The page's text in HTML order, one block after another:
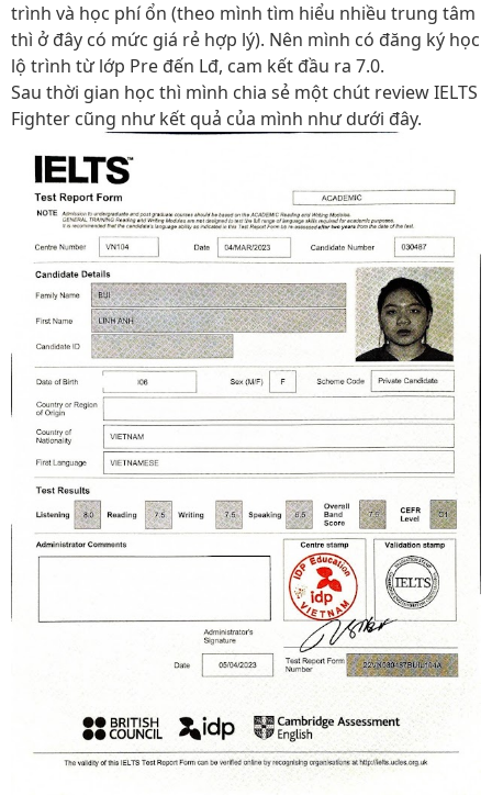
trình và học phí ổn (theo mình tìm hiểu nhiều trung tâm
thì ở đây có mức giá rẻ hợp lý). Nên mình có đăng ký học
lộ trình từ lớp Pre đến Lđ, cam kết đầu ra 7.0.
Sau thời gian học thì mình chia sẻ một chút review IELTS
Fighter cũng như kết quả của mình như dưới đây.